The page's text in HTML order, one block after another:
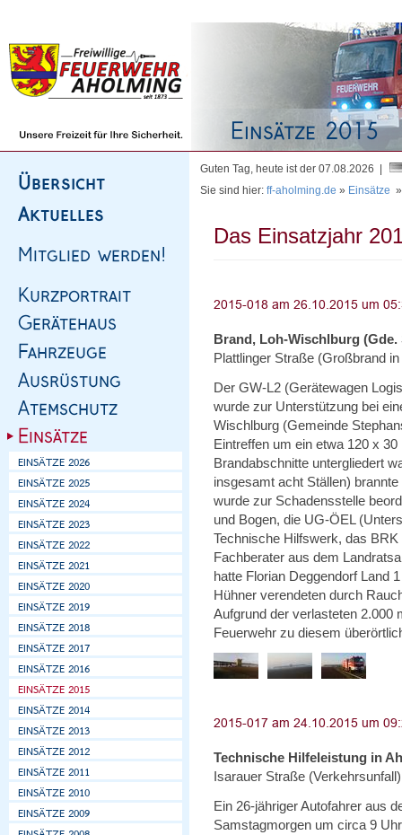
Guten Tag, heute ist der 07.08.2026 |
Sie sind hier: ff-aholming.de » Einsätze
Das Einsatzjahr
Brand, Loh-Wischlburg
Plattlinger Straße (Großbrand
Der GW-L2 (Gerätewagen
wurde zur Unterstützung bei
Wischlburg (Gemeinde
Eintreffen um ein etwa 120 x
Brandabschnitte untergliedert
insgesamt acht Ställen)
wurde zur Schadensstelle
und Bogen, die UG-ÖEL
Technische Hilfswerk, das
Fachberater aus dem
hatte Florian Deggendorf Land
Hühner verendeten durch
Aufgrund der verlasteten 2.000
Feuerwehr zu diesem
Technische Hilfeleistung in
Isarauer Straße (Verkehrsunfall)
Ein 26-jähriger Autofahrer aus
Samstagmorgen um circa 9